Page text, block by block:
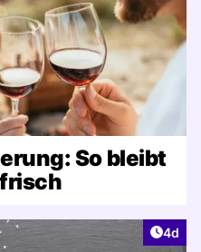
So bleibt
4d